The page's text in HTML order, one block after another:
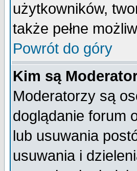
użytkowników,
także pełne
Powrót do góry
Kim są
Moderatorzy są
doglądanie forum
lub usuwania
usuwania i